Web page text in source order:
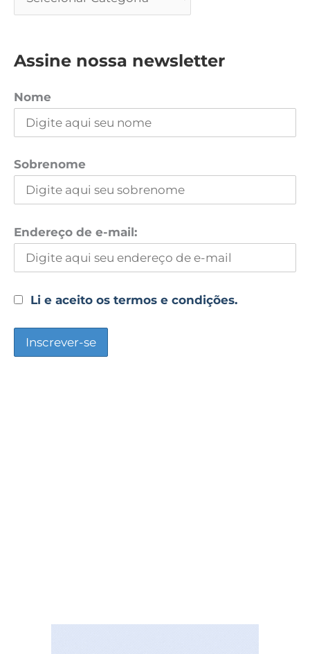
Assine nossa newsletter
Nome
Sobrenome
Endereço de e-mail:
Li e aceito os termos e condições.